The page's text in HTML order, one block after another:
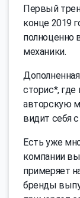
Первый
конце 2019
полноценно
механики.
сторис*,
авторскую
видит себя
Есть уже
компании
примеряет
бренды